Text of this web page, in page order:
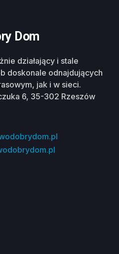
Dom
działający i stale
doskonale odnajdujących
jak i w sieci.
6, 35-302 Rzeszów